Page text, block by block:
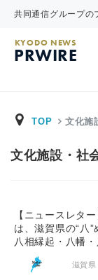
共同通信グループの
KYODO NEWS
PRWIRE
TOP 文化施
文化施設・社
【ニュースレタ
は、滋賀県の“八
八相縁起・八幡
滋賀県